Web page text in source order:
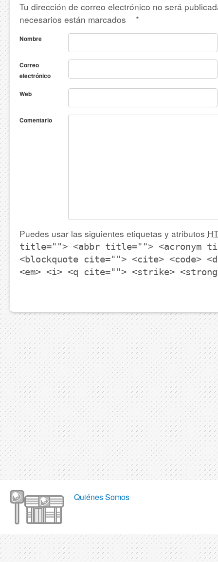
Tu dirección de correo electrónico no será
necesarios están marcados
*
Nombre
Correo
electrónico
Web
Comentario
Puedes usar las siguientes etiquetas y atributos
title=""> <abbr title=""> <acronym
<blockquote cite=""> <cite> <code>
<em> <i> <q cite=""> <strike>
Quiénes Somos